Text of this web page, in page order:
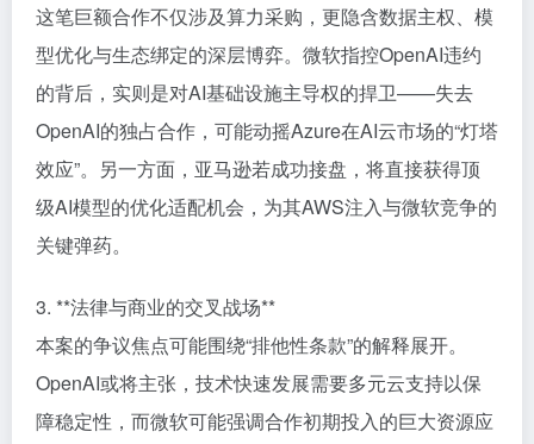
这笔巨额合作不仅涉及算力采购，更隐含数据主权、模
型优化与生态绑定的深层博弈。微软指控OpenAI违约
的背后，实则是对AI基础设施主导权的捍卫——失去
OpenAI的独占合作，可能动摇Azure在AI云市场的“灯塔
效应”。另一方面，亚马逊若成功接盘，将直接获得顶
级AI模型的优化适配机会，为其AWS注入与微软竞争的
关键弹药。
3. **法律与商业的交叉战场**
本案的争议焦点可能围绕“排他性条款”的解释展开。
OpenAI或将主张，技术快速发展需要多元云支持以保
障稳定性，而微软可能强调合作初期投入的巨大资源应